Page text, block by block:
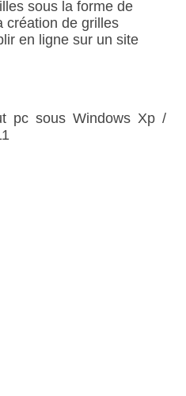
sous la forme de
création de grilles
en ligne sur un site
pc sous Windows Xp /